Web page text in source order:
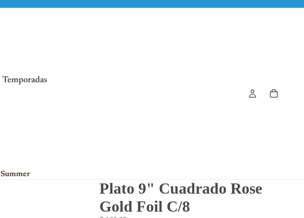
Temporadas
Summer
Plato 9" Cuadrado Rose
Gold Foil C/8